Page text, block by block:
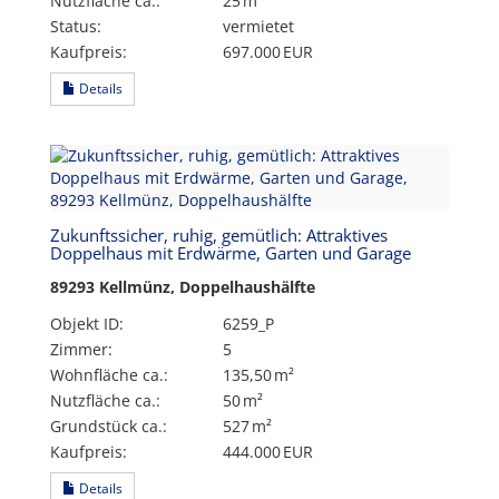
Status:
vermietet
Kaufpreis:
697.000 EUR
Details
Zukunftssicher, ruhig, gemütlich: Attraktives
Doppelhaus mit Erdwärme, Garten und Garage
89293 Kellmünz, Doppelhaushälfte
Objekt ID:
6259_P
Zimmer:
5
Wohnfläche ca.:
135,50 m²
Nutzfläche ca.:
50 m²
Grund­stück ca.:
527 m²
Kaufpreis:
444.000 EUR
Details